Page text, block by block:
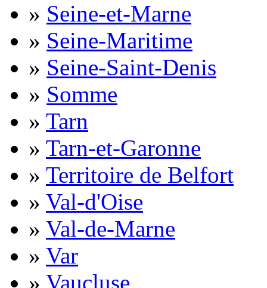
» Seine-et-Marne
» Seine-Maritime
» Seine-Saint-Denis
» Somme
» Tarn
» Tarn-et-Garonne
» Territoire de Belfort
» Val-d'Oise
» Val-de-Marne
» Var
» Vaucluse